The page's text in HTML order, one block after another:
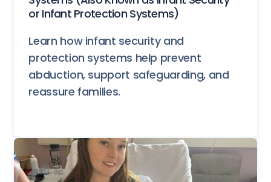
or Infant Protection Systems)
Learn how infant security and
protection systems help prevent
abduction, support safeguarding, and
reassure families.